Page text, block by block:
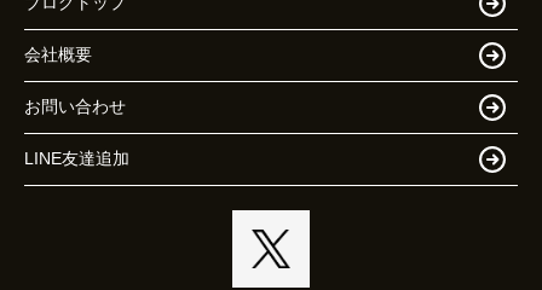
会社概要
お問い合わせ
LINE友達追加